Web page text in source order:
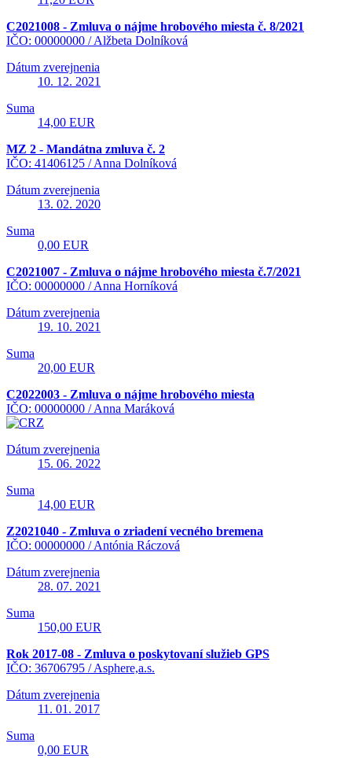
C2021008 - Zmluva o nájme hrobového miesta č. 8/2021
IČO: 00000000 /Alžbeta Dolníková
Dátum zverejnenia
10. 12. 2021
Suma
14,00 EUR
MZ 2 - Mandátna zmluva č. 2
IČO: 41406125 /Anna Dolníková
Dátum zverejnenia
13. 02. 2020
Suma
0,00 EUR
C2021007 - Zmluva o nájme hrobového miesta č.7/2021
IČO: 00000000 /Anna Horníková
Dátum zverejnenia
19. 10. 2021
Suma
20,00 EUR
C2022003 - Zmluva o nájme hrobového miesta
IČO: 00000000 /Anna Maráková
Dátum zverejnenia
15. 06. 2022
Suma
14,00 EUR
Z2021040 - Zmluva o zriadení vecného bremena
IČO: 00000000 /Antónia Ráczová
Dátum zverejnenia
28. 07. 2021
Suma
150,00 EUR
Rok 2017-08 - Zmluva o poskytovaní služieb GPS
IČO: 36706795 /Asphere,a.s.
Dátum zverejnenia
11. 01. 2017
Suma
0,00 EUR